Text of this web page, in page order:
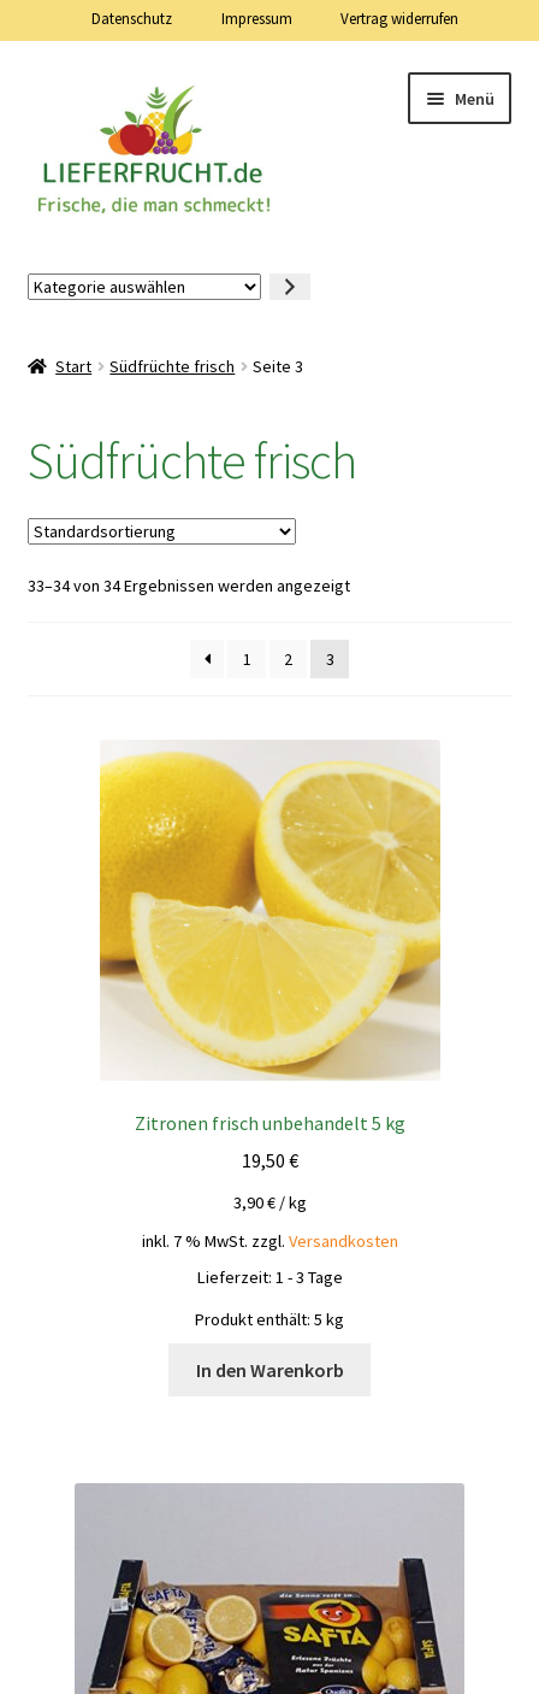
Datenschutz Impressum Vertrag widerrufen
Menü
Kasse
Kategorie
Start Südfrüchte frisch Seite 3
Südfrüchte frisch
33–34 von 34 Ergebnissen werden angezeigt
1 2 3
Zitronen frisch unbehandelt 5 kg
19,50 €
3,90€/kg
inkl. 7 % MwSt. zzgl. Versandkosten
Lieferzeit: 1 - 3 Tage
Produkt enthält: 5 kg
In den Warenkorb